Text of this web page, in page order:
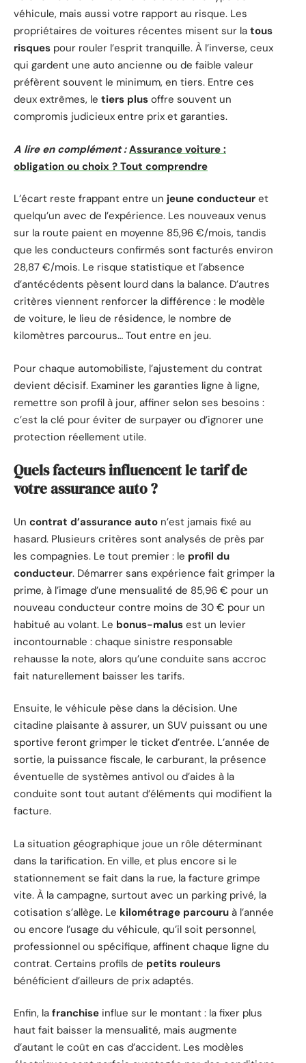
véhicule, mais aussi votre rapport au risque. Les
propriétaires de voitures récentes misent sur la tous
risques pour rouler l’esprit tranquille. À l’inverse, ceux
qui gardent une auto ancienne ou de faible valeur
préfèrent souvent le minimum, en tiers. Entre ces
deux extrêmes, le tiers plus offre souvent un
compromis judicieux entre prix et garanties.
A lire en complément : Assurance voiture :
obligation ou choix ? Tout comprendre
L’écart reste frappant entre un jeune conducteur et
quelqu’un avec de l’expérience. Les nouveaux venus
sur la route paient en moyenne 85,96 €/mois, tandis
que les conducteurs confirmés sont facturés environ
28,87 €/mois. Le risque statistique et l’absence
d’antécédents pèsent lourd dans la balance. D’autres
critères viennent renforcer la différence : le modèle
de voiture, le lieu de résidence, le nombre de
kilomètres parcourus… Tout entre en jeu.
Pour chaque automobiliste, l’ajustement du contrat
devient décisif. Examiner les garanties ligne à ligne,
remettre son profil à jour, affiner selon ses besoins :
c’est la clé pour éviter de surpayer ou d’ignorer une
protection réellement utile.
Quels facteurs influencent le tarif de
votre assurance auto ?
Un contrat d’assurance auto n’est jamais fixé au
hasard. Plusieurs critères sont analysés de près par
les compagnies. Le tout premier : le profil du
conducteur. Démarrer sans expérience fait grimper la
prime, à l’image d’une mensualité de 85,96 € pour un
nouveau conducteur contre moins de 30 € pour un
habitué au volant. Le bonus-malus est un levier
incontournable : chaque sinistre responsable
rehausse la note, alors qu’une conduite sans accroc
fait naturellement baisser les tarifs.
Ensuite, le véhicule pèse dans la décision. Une
citadine plaisante à assurer, un SUV puissant ou une
sportive feront grimper le ticket d’entrée. L’année de
sortie, la puissance fiscale, le carburant, la présence
éventuelle de systèmes antivol ou d’aides à la
conduite sont tout autant d’éléments qui modifient la
facture.
La situation géographique joue un rôle déterminant
dans la tarification. En ville, et plus encore si le
stationnement se fait dans la rue, la facture grimpe
vite. À la campagne, surtout avec un parking privé, la
cotisation s’allège. Le kilométrage parcouru à l’année
ou encore l’usage du véhicule, qu’il soit personnel,
professionnel ou spécifique, affinent chaque ligne du
contrat. Certains profils de petits rouleurs
bénéficient d’ailleurs de prix adaptés.
Enfin, la franchise influe sur le montant : la fixer plus
haut fait baisser la mensualité, mais augmente
d’autant le coût en cas d’accident. Les modèles